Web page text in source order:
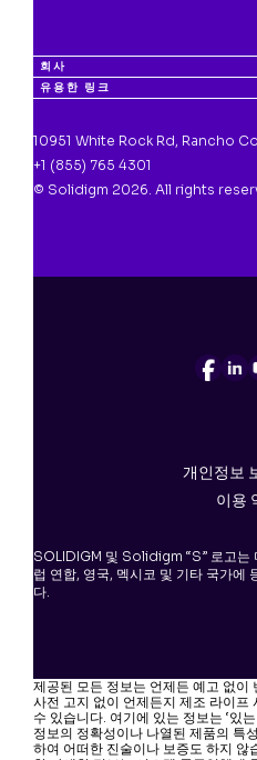
회사
유용한 링크
10951 White Rock Rd, Rancho
+1 (855) 765 4301
© Solidigm 2026. All rights
개인정보
이용
SOLIDIGM 및 Solidigm “S” 로고는
럽 연합, 영국, 멕시코 및 기타 국가
다.
제공된 모든 정보는 언제든 예고 없
사전 고지 없이 언제든지 제조 라이프
수 있습니다. 여기에 있는 정보는 ‘있
정보의 정확성이나 나열된 제품의 특
하여 어떠한 진술이나 보증도 하지 않